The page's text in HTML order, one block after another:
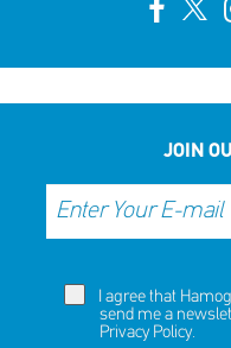
JOIN
I agree that
send me a
Privacy Policy.